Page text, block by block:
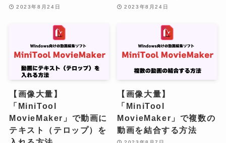
2023年8月24日 2023年8月24日
【画像大量】
「MiniTool
MovieMaker」で動画に
テキスト（テロップ）を
【画像大量】
「MiniTool
MovieMaker」で複数の
動画を結合する方法